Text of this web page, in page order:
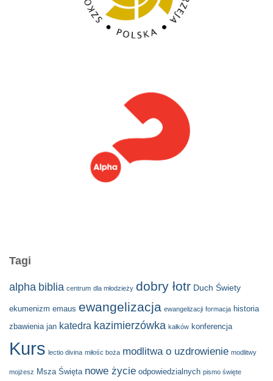
Tagi
alpha biblia centrum dla młodzieży dobry łotr Duch Świety
ekumenizm emaus ewangelizacja ewangelizacji formacja historia
zbawienia jan katedra kazimierzówka kałków konferencja
Kurs lectio divina miłośc boża modlitwa o uzdrowienie modlitwy
mojżesz Msza Święta nowe życie odpowiedzialnych pismo święte